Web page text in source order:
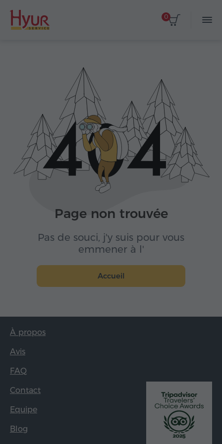
0
Page non trouvée
Pas de souci, j'y suis pour vous
emmener à l'
Accueil
À propos
Avis
FAQ
Contact
Equipe
Blog